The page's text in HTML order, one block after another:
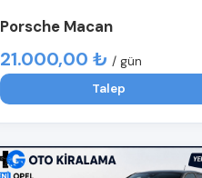
Porsche Macan
21.000,00 ₺ / gün
Talep